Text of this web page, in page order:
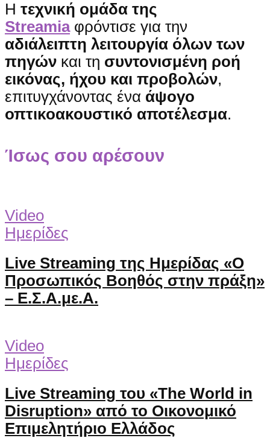
Η τεχνική ομάδα της
Streamiaφρόντισε για την
αδιάλειπτη λειτουργία όλων των
πηγών και τη συντονισμένη ροή
εικόνας, ήχου και προβολών,
επιτυγχάνοντας ένα άψογο
οπτικοακουστικό αποτέλεσμα.
Ίσως σου αρέσουν
Video
Ημερίδες
Live Streaming της Ημερίδας «Ο
Προσωπικός Βοηθός στην πράξη»
– Ε.Σ.Α.με.Α.
Video
Ημερίδες
Live Streaming του «The World in
Disruption» από το Οικονομικό
Επιμελητήριο Ελλάδος